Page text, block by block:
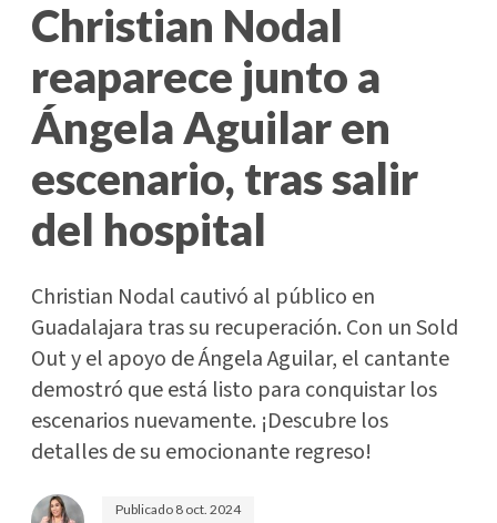
Christian Nodal
reaparece junto a
Ángela Aguilar en
escenario, tras salir
del hospital
Christian Nodal cautivó al público en
Guadalajara tras su recuperación. Con un Sold
Out y el apoyo de Ángela Aguilar, el cantante
demostró que está listo para conquistar los
escenarios nuevamente. ¡Descubre los
detalles de su emocionante regreso!
Publicado 8 oct. 2024